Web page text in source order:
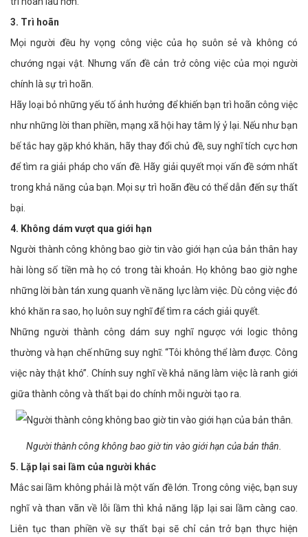
3. Trì hoãn
Mọi người đều hy vọng công việc của họ suôn sẻ và không có
chướng ngại vật. Nhưng vấn đề cản trở công việc của mọi người
chính là sự trì hoãn.
Hãy loại bỏ những yếu tố ảnh hưởng để khiến bạn trì hoãn công việc
như những lời than phiền, mạng xã hội hay tâm lý ỷ lại. Nếu như bạn
bế tắc hay gặp khó khăn, hãy thay đổi chủ đề, suy nghĩ tích cực hơn
để tìm ra giải pháp cho vấn đề. Hãy giải quyết mọi vấn đề sớm nhất
trong khả năng của bạn. Mọi sự trì hoãn đều có thể dẫn đến sự thất
bại.
4. Không dám vượt qua giới hạn
Người thành công không bao giờ tin vào giới hạn của bản thân hay
hài lòng số tiền mà họ có trong tài khoản. Họ không bao giờ nghe
những lời bàn tán xung quanh về năng lực làm việc. Dù công việc đó
khó khăn ra sao, họ luôn suy nghĩ để tìm ra cách giải quyết.
Những người thành công dám suy nghĩ ngược với logic thông
thường và hạn chế những suy nghĩ: “Tôi không thể làm được. Công
việc này thật khó”. Chính suy nghĩ về khả năng làm việc là ranh giới
giữa thành công và thất bại do chính mỗi người tạo ra.
Người thành công không bao giờ tin vào giới hạn của bản thân.
5. Lặp lại sai lầm của người khác
Mắc sai lầm không phải là một vấn đề lớn. Trong công việc, bạn suy
nghĩ và than vãn về lỗi lầm thì khả năng lặp lại sai lầm càng cao.
Liên tục than phiền về sự thất bại sẽ chỉ cản trở bạn thực hiện